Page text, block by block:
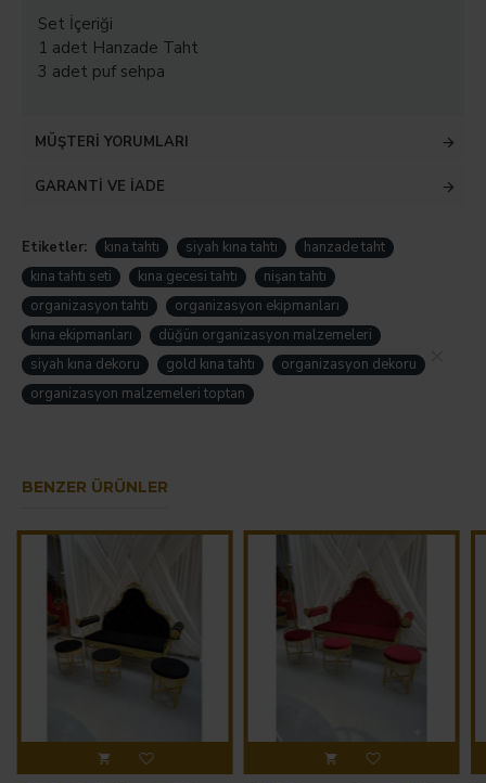
Hemen Sipariş Ver
Set İçeriği
1 adet Hanzade Taht
3 adet puf sehpa
MÜŞTERI YORUMLARI
GARANTI VE İADE
Etiketler: kına tahtı siyah kına tahtı
hanzade taht
kına tahtı seti
kına gecesi tahtı
nişan tahtı
organizasyon tahtı
organizasyon ekipmanları
kına ekipmanları
düğün organizasyon malzemeleri
siyah kına dekoru
gold kına tahtı
organizasyon dekoru
organizasyon malzemeleri toptan
BENZER ÜRÜNLER